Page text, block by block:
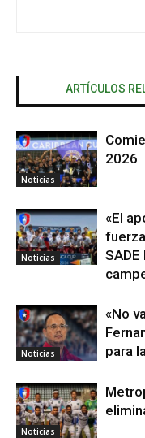
ARTÍCULOS
Noticias
2026
Noticias
«El
Noticias
«No
para
Noticias